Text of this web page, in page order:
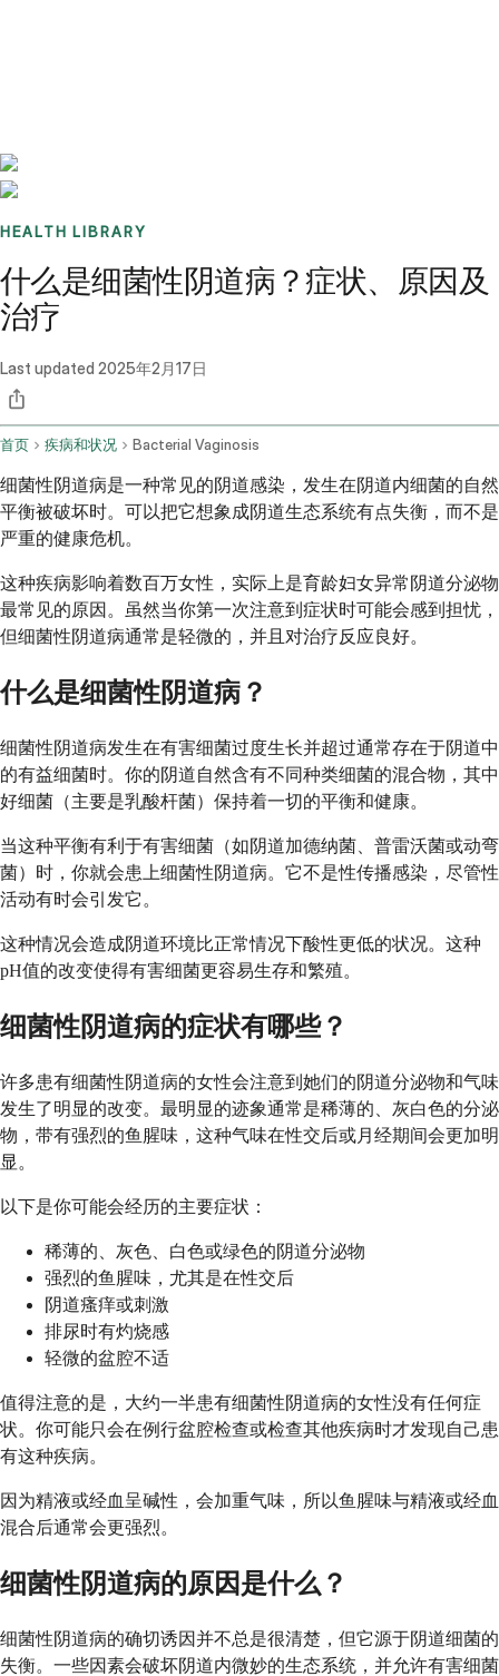
HEALTH LIBRARY
什么是细菌性阴道病？症状、原因及
治疗
Last updated 2025年2月17日
首页 疾病和状况 Bacterial Vaginosis
细菌性阴道病是一种常见的阴道感染，发生在阴道内细菌的自然
平衡被破坏时。可以把它想象成阴道生态系统有点失衡，而不是
严重的健康危机。
这种疾病影响着数百万女性，实际上是育龄妇女异常阴道分泌物
最常见的原因。虽然当你第一次注意到症状时可能会感到担忧，
但细菌性阴道病通常是轻微的，并且对治疗反应良好。
什么是细菌性阴道病？
细菌性阴道病发生在有害细菌过度生长并超过通常存在于阴道中
的有益细菌时。你的阴道自然含有不同种类细菌的混合物，其中
好细菌（主要是乳酸杆菌）保持着一切的平衡和健康。
当这种平衡有利于有害细菌（如阴道加德纳菌、普雷沃菌或动弯
菌）时，你就会患上细菌性阴道病。它不是性传播感染，尽管性
活动有时会引发它。
这种情况会造成阴道环境比正常情况下酸性更低的状况。这种
pH值的改变使得有害细菌更容易生存和繁殖。
细菌性阴道病的症状有哪些？
许多患有细菌性阴道病的女性会注意到她们的阴道分泌物和气味
发生了明显的改变。最明显的迹象通常是稀薄的、灰白色的分泌
物，带有强烈的鱼腥味，这种气味在性交后或月经期间会更加明
显。
以下是你可能会经历的主要症状：
稀薄的、灰色、白色或绿色的阴道分泌物
强烈的鱼腥味，尤其是在性交后
阴道瘙痒或刺激
排尿时有灼烧感
轻微的盆腔不适
值得注意的是，大约一半患有细菌性阴道病的女性没有任何症
状。你可能只会在例行盆腔检查或检查其他疾病时才发现自己患
有这种疾病。
因为精液或经血呈碱性，会加重气味，所以鱼腥味与精液或经血
混合后通常会更强烈。
细菌性阴道病的原因是什么？
细菌性阴道病的确切诱因并不总是很清楚，但它源于阴道细菌的
失衡。一些因素会破坏阴道内微妙的生态系统，并允许有害细菌